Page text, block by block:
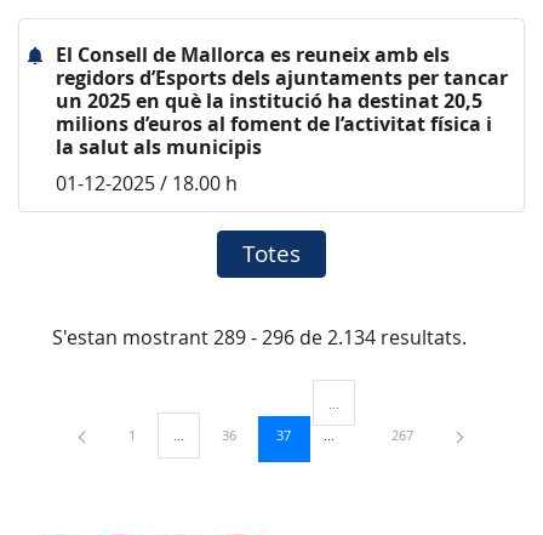
El Consell de Mallorca es reuneix amb els
regidors d’Esports dels ajuntaments per tancar
un 2025 en què la institució ha destinat 20,5
milions d’euros al foment de l’activitat física i
la salut als municipis
01-12-2025 / 18.00 h
Totes
S'estan mostrant 289 - 296 de 2.134 resultats.
Pàgina
1 ...Pàgines intermèdies Utilitzeu TAB per navegar.
Pàgina
36 Pàgina
37
Pàgines intermèdies Utilitzeu
Pàgina
267